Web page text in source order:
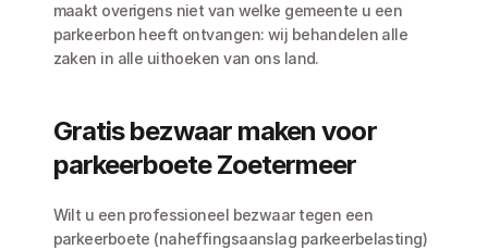
maakt overigens niet van welke gemeente u een
parkeerbon heeft ontvangen: wij behandelen alle
zaken in alle uithoeken van ons land.
Gratis bezwaar maken voor
parkeerboete Zoetermeer
Wilt u een professioneel bezwaar tegen een
parkeerboete (naheffingsaanslag parkeerbelasting)